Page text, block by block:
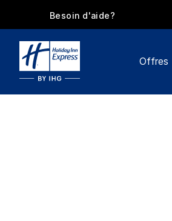
Besoin d'aide?
Offres